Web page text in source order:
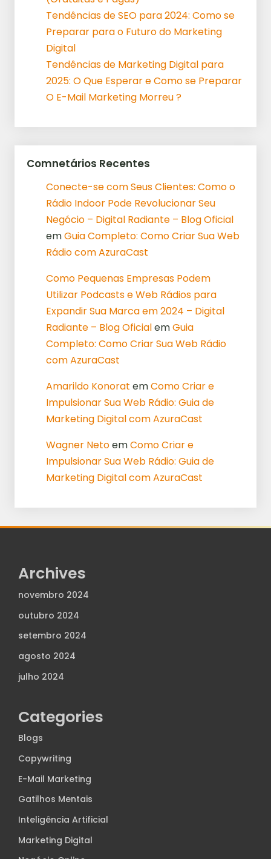
Tendências de SEO para 2024: Como se
Preparar para o Futuro do Marketing
Digital
Tendências de Marketing Digital para
2025: O Que Esperar e Como se Preparar
O E-Mail Marketing Morreu ?
Comnetários Recentes
Conecte-se com Seus Clientes: Como o
Rádio Indoor Pode Revolucionar Seu
Negócio – Digital Radiante – Blog Oficial
emGuia Completo: Como Criar Sua Web
Rádio com AzuraCast
Como Pequenas Empresas Podem
Utilizar Podcasts e Web Rádios para
Expandir Sua Marca em 2024 – Digital
Radiante – Blog OficialemGuia
Completo: Como Criar Sua Web Rádio
com AzuraCast
Amarildo Konorat emComo Criar e
Impulsionar Sua Web Rádio: Guia de
Marketing Digital com AzuraCast
Wagner NetoemComo Criar e
Impulsionar Sua Web Rádio: Guia de
Marketing Digital com AzuraCast
Archives
novembro 2024
outubro 2024
setembro 2024
agosto 2024
julho 2024
Categories
Blogs
Copywriting
E-Mail Marketing
Gatilhos Mentais
Inteligência Artificial
Marketing Digital